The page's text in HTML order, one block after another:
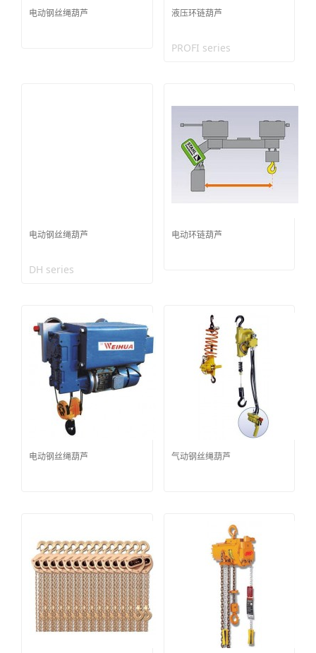
电动钢丝绳葫芦 液压环链葫芦
PROFI series
电动钢丝绳葫芦
DH series
电动环链葫芦
电动钢丝绳葫芦 气动钢丝绳葫芦